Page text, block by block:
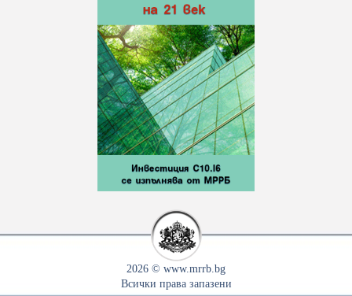
2026 © www.mrrb.bg
Всички права запазени